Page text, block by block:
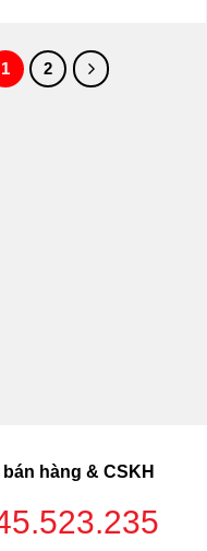
1 2
hàng & CSKH